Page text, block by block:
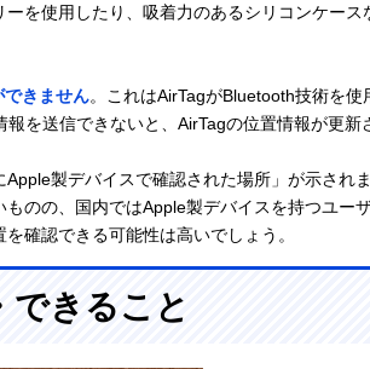
を使用したり、吸着力のあるシリコンケー
できません。これはAirTagがBluetooth技術を
を送信できないと、AirTagの位置情報が更新
製デバイスで確認された場所」が示され
のの、国内ではApple製デバイスを持つユー
確認できる可能性は高いでしょう。
できること